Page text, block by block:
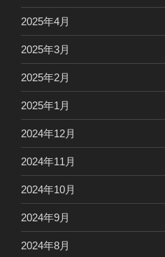
2025年4月
2025年3月
2025年2月
2025年1月
2024年12月
2024年11月
2024年10月
2024年9月
2024年8月